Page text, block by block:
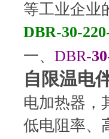
等工业企业
DBR-30-
一、 DBR-
自限温电
电加热器，
低电阻率、